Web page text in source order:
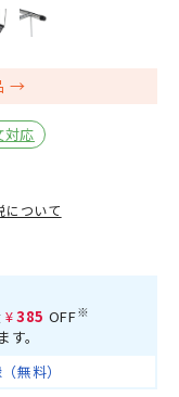
対応
について
¥385 OFF※
。
無料）